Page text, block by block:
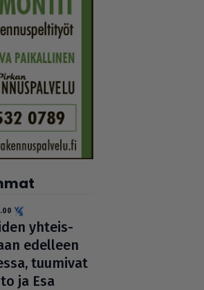
yhteis­
edelleen
tuumivat
ja Esa